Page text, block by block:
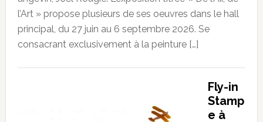
l’Art » propose plusieurs de ses oeuvres dans le hall
principal, du 27 juin au 6 septembre 2026. Se
consacrant exclusivement à la peinture […]
Fly-in
Stamp
e à